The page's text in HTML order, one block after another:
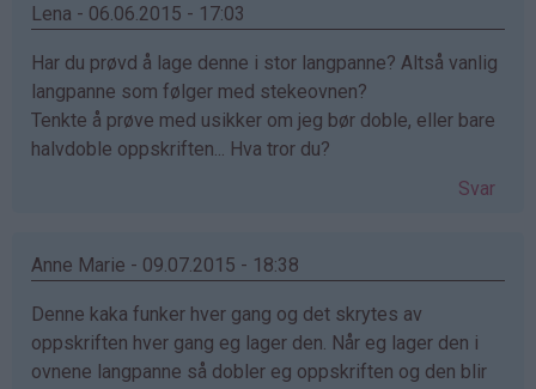
Lena - 06.06.2015 - 17:03
Har du prøvd å lage denne i stor langpanne? Altså vanlig
langpanne som følger med stekeovnen?
Tenkte å prøve med usikker om jeg bør doble, eller bare
halvdoble oppskriften... Hva tror du?
Svar
Anne Marie - 09.07.2015 - 18:38
Denne kaka funker hver gang og det skrytes av
oppskriften hver gang eg lager den. Når eg lager den i
ovnene langpanne så dobler eg oppskriften og den blir